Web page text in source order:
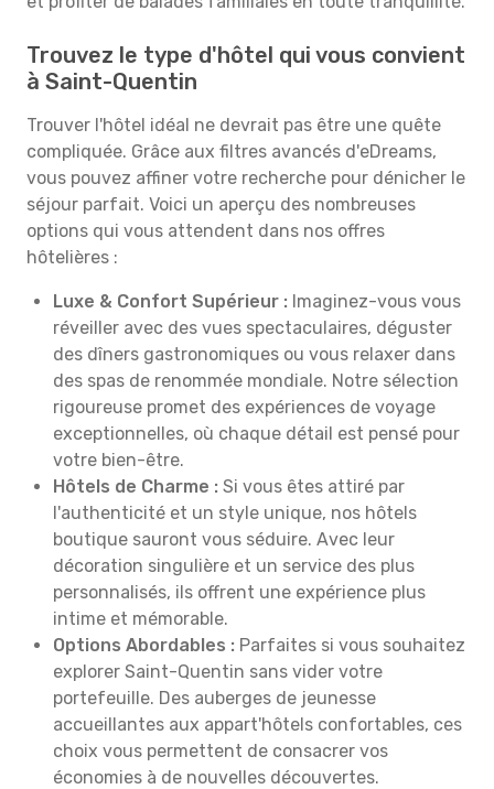
Trouvez le type d'hôtel qui vous convient
à Saint-Quentin
Trouver l'hôtel idéal ne devrait pas être une quête
compliquée. Grâce aux filtres avancés d'eDreams,
vous pouvez affiner votre recherche pour dénicher le
séjour parfait. Voici un aperçu des nombreuses
options qui vous attendent dans nos offres
hôtelières :
Luxe & Confort Supérieur : Imaginez-vous vous
réveiller avec des vues spectaculaires, déguster
des dîners gastronomiques ou vous relaxer dans
des spas de renommée mondiale. Notre sélection
rigoureuse promet des expériences de voyage
exceptionnelles, où chaque détail est pensé pour
votre bien-être.
Hôtels de Charme : Si vous êtes attiré par
l'authenticité et un style unique, nos hôtels
boutique sauront vous séduire. Avec leur
décoration singulière et un service des plus
personnalisés, ils offrent une expérience plus
intime et mémorable.
Options Abordables : Parfaites si vous souhaitez
explorer Saint-Quentin sans vider votre
portefeuille. Des auberges de jeunesse
accueillantes aux appart'hôtels confortables, ces
choix vous permettent de consacrer vos
économies à de nouvelles découvertes.